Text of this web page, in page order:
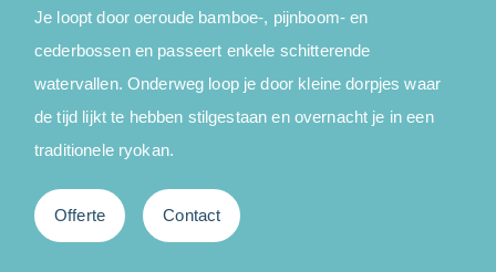
Je loopt door oeroude bamboe-, pijnboom- en
cederbossen en passeert enkele schitterende
watervallen. Onderweg loop je door kleine dorpjes waar
de tijd lijkt te hebben stilgestaan en overnacht je in een
traditionele ryokan.
Offerte Contact